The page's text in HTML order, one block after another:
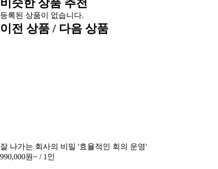
비슷한 상품 추천
등록된 상품이 없습니다.
이전 상품 / 다음 상품
잘 나가는 회사의 비밀 '효율적인 회의 운영'
990,000원~ / 1인